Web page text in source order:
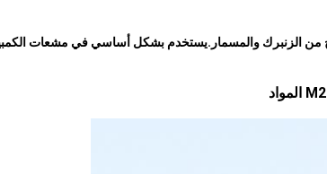
من الزنبرك والمسمار.يستخدم بشكل أساسي في مشعات